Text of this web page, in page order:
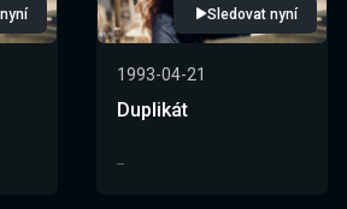
Sledovat nyní
1993-04-21
Duplikát
--